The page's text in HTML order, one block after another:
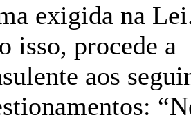
exigida na
isso, procede a
aos